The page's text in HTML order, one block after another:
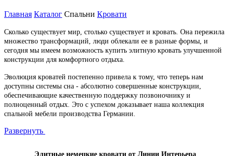
Главная Каталог Спальни Кровати
Сколько существует мир, столько существует и кровать. Она пережила
множество трансформаций, люди облекали ее в разные формы, и
сегодня мы имеем возможность купить элитную кровать улучшенной
конструкции для комфортного отдыха.
Эволюция кроватей постепенно привела к тому, что теперь нам
доступны системы сна - абсолютно совершенные конструкции,
обеспечивающие качественную поддержку позвоночнику и
полноценный отдых. Это с успехом доказывает наша коллекция
спальной мебели производства Германии.
Развернуть
Элитные немецкие кровати от Линии Интерьера